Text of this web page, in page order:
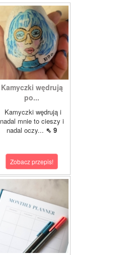
Kamyczki wędrują
po...
Kamyczki wędrują i
nadal mnie to cieszy i
nadal oczy... ⇖ 9
Zobacz przepis!